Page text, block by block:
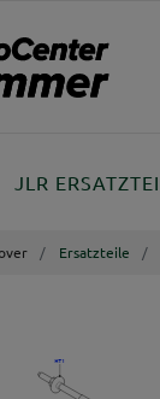
JLR
Ersatzteile